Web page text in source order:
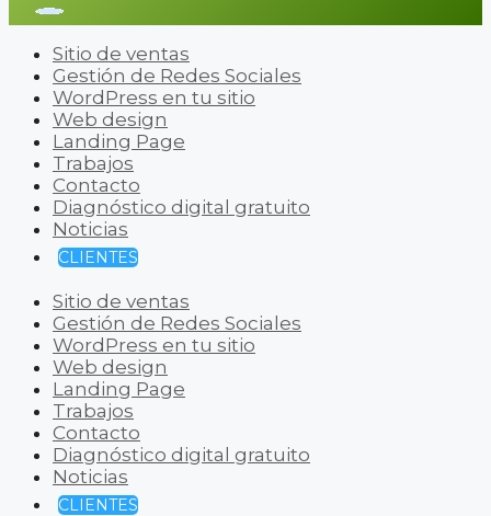
Sitio de ventas
Gestión de Redes Sociales
WordPress en tu sitio
Web design
Landing Page
Trabajos
Contacto
Diagnóstico digital gratuito
Noticias
CLIENTES
Sitio de ventas
Gestión de Redes Sociales
WordPress en tu sitio
Web design
Landing Page
Trabajos
Contacto
Diagnóstico digital gratuito
Noticias
CLIENTES